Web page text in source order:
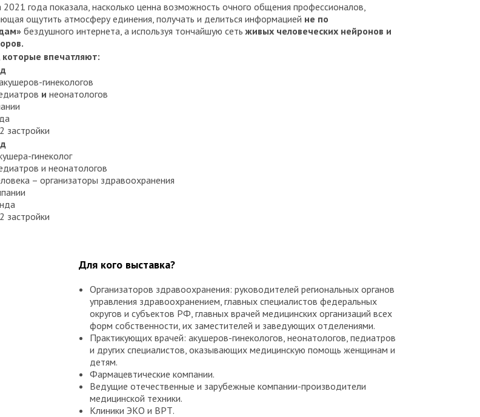
2021 года показала, насколько ценна возможность очного общения профессионалов,
ощутить атмосферу единения, получать и делиться информацией не по
бездушного интернета, а используя тончайшую сетьживых человеческих нейронов и
впечатляют:
гинекологов
и неонатологов
застройки
гинеколог
и неонатологов
– организаторы здравоохранения
застройки
Для кого выставка?
Организаторов здравоохранения: руководителей региональных органов
управления здравоохранением, главных специалистов федеральных
округов и субъектов РФ, главных врачей медицинских организаций всех
форм собственности, их заместителей и заведующих отделениями.
Практикующих врачей: акушеров-гинекологов, неонатологов, педиатров
и других специалистов, оказывающих медицинскую помощь женщинам и
детям.
Фармацевтические компании.
Ведущие отечественные и зарубежные компании-производители
медицинской техники.
Клиники ЭКО и ВРТ.